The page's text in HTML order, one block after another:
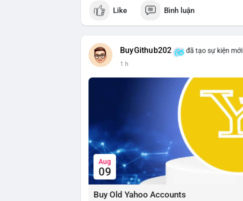
📰 Nguồn: CoinDesk
Like Bình luận
BuyGithub202 đã tạo sự kiện mới
1 h
Aug
09
Buy Old Yahoo Accounts